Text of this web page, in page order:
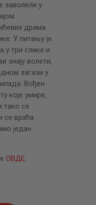
заволели у
драма
У питању је
у три слике и
знају волети,
загази у
Вођен
које умире,
тако се
се враћа
један
ОВДЕ.